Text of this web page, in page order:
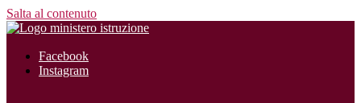
Salta al contenuto
Facebook
Instagram